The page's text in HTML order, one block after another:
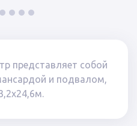
4 5 6 7
представляет собой
и подвалом,